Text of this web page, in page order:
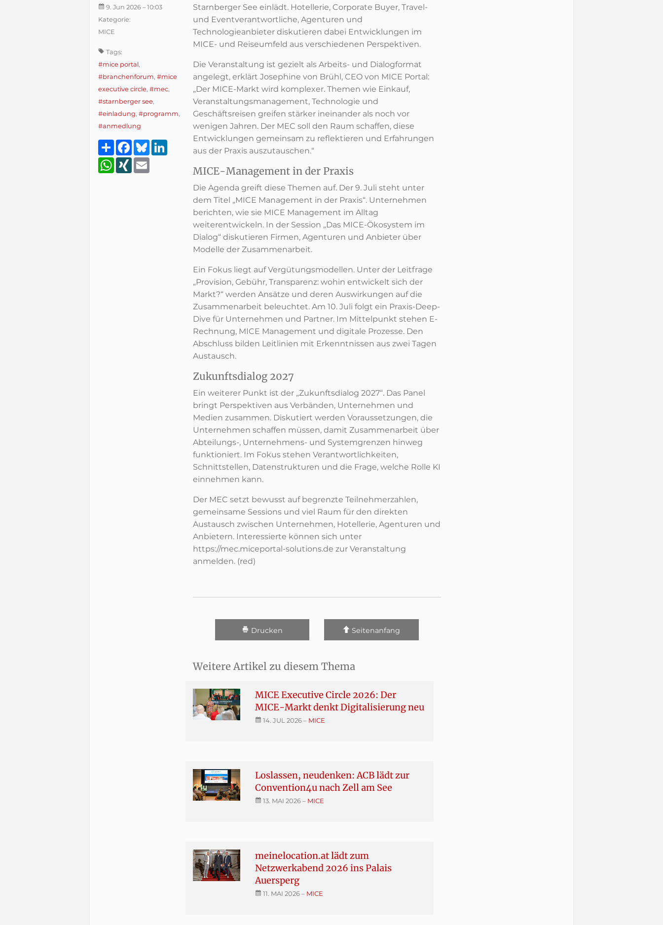
9. Jun 2026 – 10:03
Kategorie:
MICE
Tags:
#mice portal,
#branchenforum, #mice
executive circle, #mec,
#starnberger see,
#einladung, #programm,
#anmedlung
TeilenFacebook
BlueskyLinkedIn
WhatsApp
XING
Starnberger See einlädt. Hotellerie, Corporate Buyer, Travel-
und Eventverantwortliche, Agenturen und
Technologieanbieter diskutieren dabei Entwicklungen im
MICE- und Reiseumfeld aus verschiedenen Perspektiven.
Die Veranstaltung ist gezielt als Arbeits- und Dialogformat
angelegt, erklärt Josephine von Brühl, CEO von MICE Portal:
„Der MICE-Markt wird komplexer. Themen wie Einkauf,
Veranstaltungsmanagement, Technologie und
Geschäftsreisen greifen stärker ineinander als noch vor
wenigen Jahren. Der MEC soll den Raum schaffen, diese
Entwicklungen gemeinsam zu reflektieren und Erfahrungen
aus der Praxis auszutauschen.“
MICE-Management in der Praxis
Die Agenda greift diese Themen auf. Der 9. Juli steht unter
dem Titel „MICE Management in der Praxis“. Unternehmen
berichten, wie sie MICE Management im Alltag
weiterentwickeln. In der Session „Das MICE-Ökosystem im
Dialog“ diskutieren Firmen, Agenturen und Anbieter über
Modelle der Zusammenarbeit.
Ein Fokus liegt auf Vergütungsmodellen. Unter der Leitfrage
„Provision, Gebühr, Transparenz: wohin entwickelt sich der
Markt?“ werden Ansätze und deren Auswirkungen auf die
Zusammenarbeit beleuchtet. Am 10. Juli folgt ein Praxis-Deep-
Dive für Unternehmen und Partner. Im Mittelpunkt stehen E-
Rechnung, MICE Management und digitale Prozesse. Den
Abschluss bilden Leitlinien mit Erkenntnissen aus zwei Tagen
Austausch.
Zukunftsdialog 2027
Ein weiterer Punkt ist der „Zukunftsdialog 2027“. Das Panel
bringt Perspektiven aus Verbänden, Unternehmen und
Medien zusammen. Diskutiert werden Voraussetzungen, die
Unternehmen schaffen müssen, damit Zusammenarbeit über
Abteilungs-, Unternehmens- und Systemgrenzen hinweg
funktioniert. Im Fokus stehen Verantwortlichkeiten,
Schnittstellen, Datenstrukturen und die Frage, welche Rolle KI
einnehmen kann.
Der MEC setzt bewusst auf begrenzte Teilnehmerzahlen,
gemeinsame Sessions und viel Raum für den direkten
Austausch zwischen Unternehmen, Hotellerie, Agenturen und
Anbietern. Interessierte können sich unter
https://mec.miceportal-solutions.de zur Veranstaltung
anmelden. (red)
Drucken Seitenanfang
Weitere Artikel zu diesem Thema
MICE Executive Circle 2026: Der
MICE-Markt denkt Digitalisierung neu
14. JUL 2026– MICE
Loslassen, neudenken: ACB lädt zur
Convention4u nach Zell am See
13. MAI 2026– MICE
meinelocation.at lädt zum
Netzwerkabend 2026 ins Palais
Auersperg
11. MAI 2026– MICE